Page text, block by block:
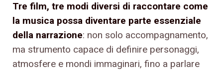
Tre film, tre modi diversi di raccontare come
la musica possa diventare parte essenziale
della narrazione: non solo accompagnamento,
ma strumento capace di definire personaggi,
atmosfere e mondi immaginari, fino a parlare